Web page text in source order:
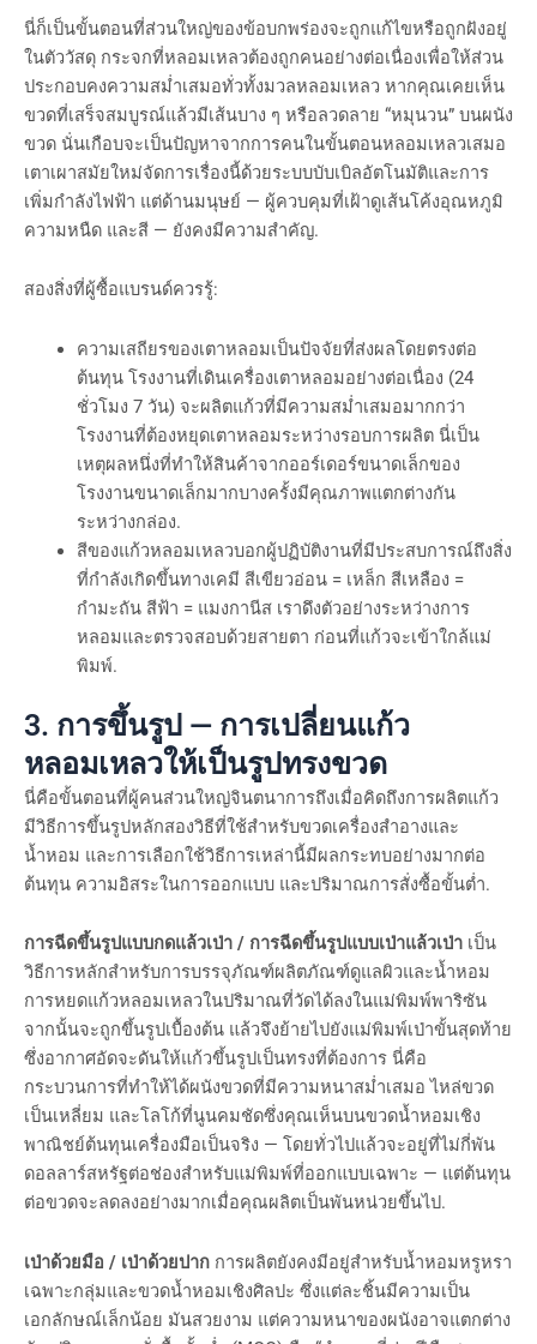
นี่ก็เป็นขั้นตอนที่ส่วนใหญ่ของข้อบกพร่องจะถูกแก้ไขหรือถูกฝังอยู่
ในตัววัสดุ กระจกที่หลอมเหลวต้องถูกคนอย่างต่อเนื่องเพื่อให้ส่วน
ประกอบคงความสม่ำเสมอทั่วทั้งมวลหลอมเหลว หากคุณเคยเห็น
ขวดที่เสร็จสมบูรณ์แล้วมีเส้นบาง ๆ หรือลวดลาย “หมุนวน” บนผนัง
ขวด นั่นเกือบจะเป็นปัญหาจากการคนในขั้นตอนหลอมเหลวเสมอ
เตาเผาสมัยใหม่จัดการเรื่องนี้ด้วยระบบบับเบิลอัตโนมัติและการ
เพิ่มกำลังไฟฟ้า แต่ด้านมนุษย์ — ผู้ควบคุมที่เฝ้าดูเส้นโค้งอุณหภูมิ
ความหนืด และสี — ยังคงมีความสำคัญ.
สองสิ่งที่ผู้ซื้อแบรนด์ควรรู้:
ความเสถียรของเตาหลอมเป็นปัจจัยที่ส่งผลโดยตรงต่อ
ต้นทุน โรงงานที่เดินเครื่องเตาหลอมอย่างต่อเนื่อง (24
ชั่วโมง 7 วัน) จะผลิตแก้วที่มีความสม่ำเสมอมากกว่า
โรงงานที่ต้องหยุดเตาหลอมระหว่างรอบการผลิต นี่เป็น
เหตุผลหนึ่งที่ทำให้สินค้าจากออร์เดอร์ขนาดเล็กของ
โรงงานขนาดเล็กมากบางครั้งมีคุณภาพแตกต่างกัน
ระหว่างกล่อง.
สีของแก้วหลอมเหลวบอกผู้ปฏิบัติงานที่มีประสบการณ์ถึงสิ่ง
ที่กำลังเกิดขึ้นทางเคมี สีเขียวอ่อน = เหล็ก สีเหลือง =
กำมะถัน สีฟ้า = แมงกานีส เราดึงตัวอย่างระหว่างการ
หลอมและตรวจสอบด้วยสายตา ก่อนที่แก้วจะเข้าใกล้แม่
พิมพ์.
3. การขึ้นรูป — การเปลี่ยนแก้ว
หลอมเหลวให้เป็นรูปทรงขวด
นี่คือขั้นตอนที่ผู้คนส่วนใหญ่จินตนาการถึงเมื่อคิดถึงการผลิตแก้ว
มีวิธีการขึ้นรูปหลักสองวิธีที่ใช้สำหรับขวดเครื่องสำอางและ
น้ำหอม และการเลือกใช้วิธีการเหล่านี้มีผลกระทบอย่างมากต่อ
ต้นทุน ความอิสระในการออกแบบ และปริมาณการสั่งซื้อขั้นต่ำ.
การฉีดขึ้นรูปแบบกดแล้วเป่า / การฉีดขึ้นรูปแบบเป่าแล้วเป่า เป็น
วิธีการหลักสำหรับการบรรจุภัณฑ์ผลิตภัณฑ์ดูแลผิวและน้ำหอม
การหยดแก้วหลอมเหลวในปริมาณที่วัดได้ลงในแม่พิมพ์พาริซัน
จากนั้นจะถูกขึ้นรูปเบื้องต้น แล้วจึงย้ายไปยังแม่พิมพ์เป่าขั้นสุดท้าย
ซึ่งอากาศอัดจะดันให้แก้วขึ้นรูปเป็นทรงที่ต้องการ นี่คือ
กระบวนการที่ทำให้ได้ผนังขวดที่มีความหนาสม่ำเสมอ ไหล่ขวด
เป็นเหลี่ยม และโลโก้ที่นูนคมชัดซึ่งคุณเห็นบนขวดน้ำหอมเชิง
พาณิชย์ต้นทุนเครื่องมือเป็นจริง — โดยทั่วไปแล้วจะอยู่ที่ไม่กี่พัน
ดอลลาร์สหรัฐต่อช่องสำหรับแม่พิมพ์ที่ออกแบบเฉพาะ — แต่ต้นทุน
ต่อขวดจะลดลงอย่างมากเมื่อคุณผลิตเป็นพันหน่วยขึ้นไป.
เป่าด้วยมือ / เป่าด้วยปาก การผลิตยังคงมีอยู่สำหรับน้ำหอมหรูหรา
เฉพาะกลุ่มและขวดน้ำหอมเชิงศิลปะ ซึ่งแต่ละชิ้นมีความเป็น
เอกลักษณ์เล็กน้อย มันสวยงาม แต่ความหนาของผนังอาจแตกต่าง